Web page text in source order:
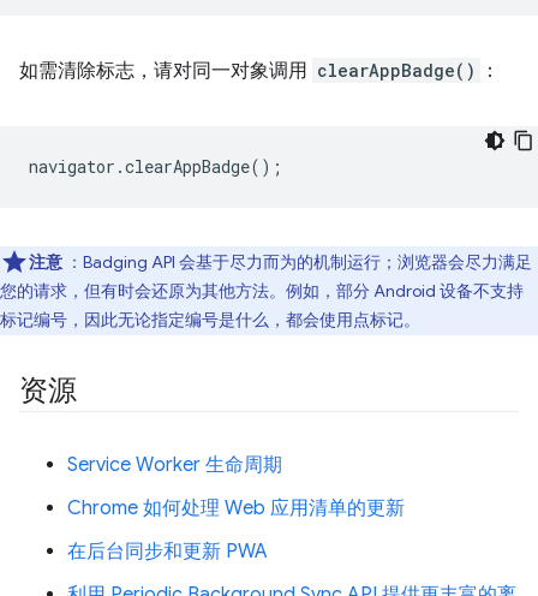
如需清除标志，请对同一对象调用 clearAppBadge() ：
navigator .clearAppBadge();
注意 ：Badging API 会基于尽力而为的机制运行；浏览器会尽力满足
您的请求，但有时会还原为其他方法。例如，部分 Android 设备不支持
标记编号，因此无论指定编号是什么，都会使用点标记。
资源
Service Worker 生命周期
Chrome 如何处理 Web 应用清单的更新
在后台同步和更新 PWA